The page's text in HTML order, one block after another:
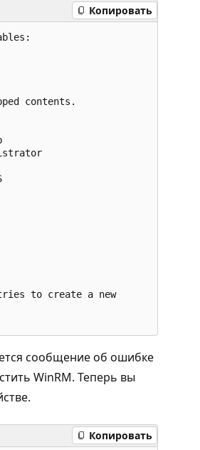
Копировать
contents.
to create a new
сообщение об ошибке
WinRM. Теперь вы
Копировать